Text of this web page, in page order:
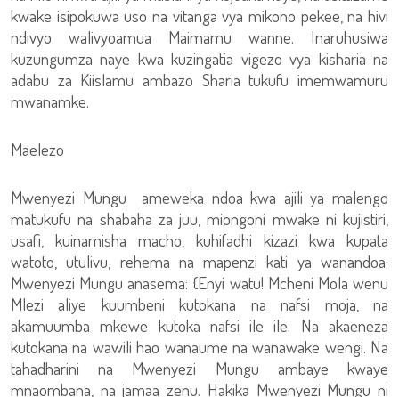
kwake isipokuwa uso na vitanga vya mikono pekee, na hivi
ndivyo walivyoamua Maimamu wanne. Inaruhusiwa
kuzungumza naye kwa kuzingatia vigezo vya kisharia na
adabu za Kiislamu ambazo Sharia tukufu imemwamuru
mwanamke.
Maelezo
Mwenyezi Mungu ameweka ndoa kwa ajili ya malengo
matukufu na shabaha za juu, miongoni mwake ni kujistiri,
usafi, kuinamisha macho, kuhifadhi kizazi kwa kupata
watoto, utulivu, rehema na mapenzi kati ya wanandoa;
Mwenyezi Mungu anasema: {Enyi watu! Mcheni Mola wenu
Mlezi aliye kuumbeni kutokana na nafsi moja, na
akamuumba mkewe kutoka nafsi ile ile. Na akaeneza
kutokana na wawili hao wanaume na wanawake wengi. Na
tahadharini na Mwenyezi Mungu ambaye kwaye
mnaombana, na jamaa zenu. Hakika Mwenyezi Mungu ni